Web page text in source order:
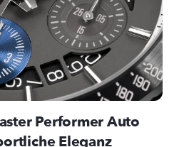
Performer Auto
Eleganz